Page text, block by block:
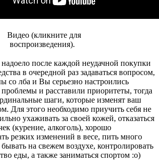
Видео (кликните для
воспроизведения).
после каждой неудачной покупки
в очередной раз задаваться вопросом,
со лба и Вы серьезно настроились
проблемы и расставили приоритеты, тогда
шаги, которые изменят ваш
Для этого необходимо приучить себя не
ухаживать за своей кожей, отказаться
(курение, алкоголь), хорошо
резких изменений в весе, пить много
на свежем воздухе, контролировать
еды, а также заниматься спортом :о)